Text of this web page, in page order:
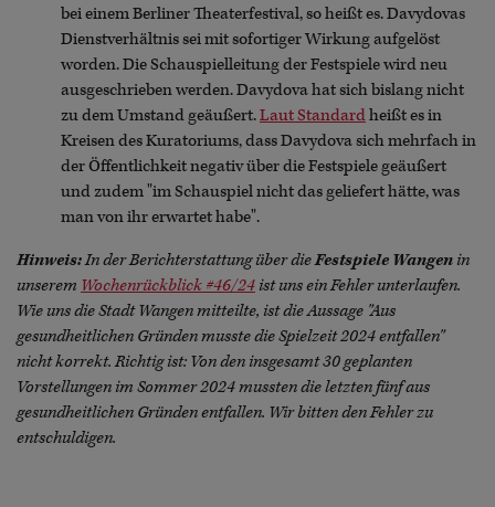
bei einem Berliner Theaterfestival, so heißt es. Davydovas
Dienstverhältnis sei mit sofortiger Wirkung aufgelöst
worden. Die Schauspielleitung der Festspiele wird neu
ausgeschrieben werden. Davydova hat sich bislang nicht
zu dem Umstand geäußert.Laut Standardheißt es in
Kreisen des Kuratoriums, dass Davydova sich mehrfach in
der Öffentlichkeit negativ über die Festspiele geäußert
und zudem "im Schauspiel nicht das geliefert hätte, was
man von ihr erwartet habe".
Hinweis:In der Berichterstattung über dieFestspiele Wangen in
unserem Wochenrückblick #46/24 ist uns ein Fehler unterlaufen.
Wie uns die Stadt Wangen mitteilte, ist die Aussage "Aus
gesundheitlichen Gründen musste die Spielzeit 2024 entfallen"
nicht korrekt. Richtig ist: Von den insgesamt 30 geplanten
Vorstellungen im Sommer 2024 mussten die letzten fünf aus
gesundheitlichen Gründen entfallen. Wir bitten den Fehler zu
entschuldigen.